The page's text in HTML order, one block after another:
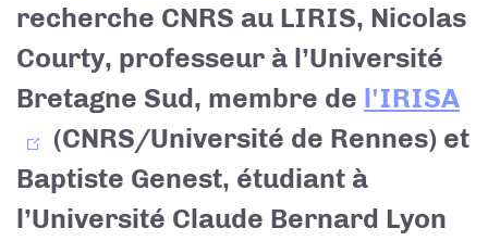
recherche CNRS au LIRIS, Nicolas
Courty, professeur à l’Université
Bretagne Sud, membre de l'IRISA
(CNRS/Université de Rennes) et
Baptiste Genest, étudiant à
l’Université Claude Bernard Lyon